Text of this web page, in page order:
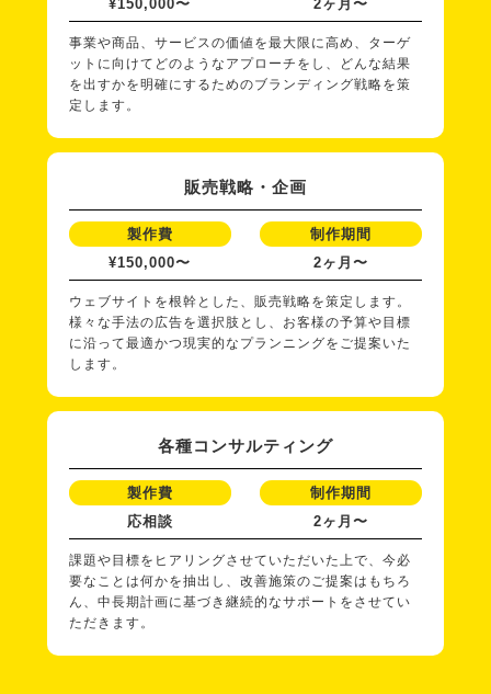
¥150,000〜
2ヶ月〜
事業や商品、サービスの価値を最大限に高め、ターゲ
ットに向けてどのようなアプローチをし、どんな結果
を出すかを明確にするためのブランディング戦略を策
定します。
販売戦略・企画
製作費
¥150,000〜
制作期間
2ヶ月〜
ウェブサイトを根幹とした、販売戦略を策定します。
様々な手法の広告を選択肢とし、お客様の予算や目標
に沿って最適かつ現実的なプランニングをご提案いた
します。
各種コンサルティング
製作費
応相談
制作期間
2ヶ月〜
課題や目標をヒアリングさせていただいた上で、今必
要なことは何かを抽出し、改善施策のご提案はもちろ
ん、中長期計画に基づき継続的なサポートをさせてい
ただきます。